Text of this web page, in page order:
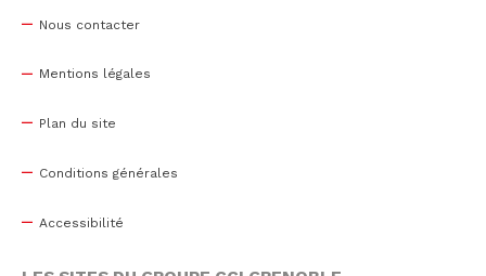
Nous contacter
Mentions légales
Plan du site
Conditions générales
Accessibilité